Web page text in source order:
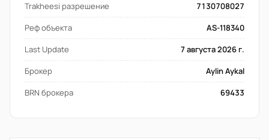
Trakheesi разрешение
7130708027
Реф объекта
AS-118340
Last Update
7 августа 2026 г.
Брокер
Aylin Aykal
BRN брокера
69433